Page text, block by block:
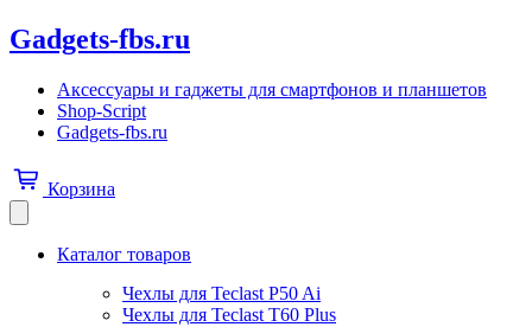
Gadgets-fbs.ru
Аксессуары и гаджеты для смартфонов и планшетов
Shop-Script
Gadgets-fbs.ru
Корзина
Каталог товаров
Чехлы для Teclast P50 Ai
Чехлы для Teclast T60 Plus